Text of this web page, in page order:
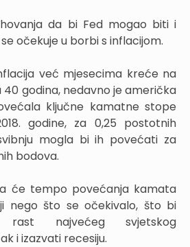
da bi Fed mogao biti i
očekuje u borbi s inflacijom.
već mjesecima kreće na
40 godina, nedavno je američka
ključne kamatne stope
godine, za 0,25 postotnih
mogla bi ih povećati za
bodova.
će tempo povećanja kamata
nego što se očekivalo, što bi
najvećeg svjetskog
i izazvati recesiju.